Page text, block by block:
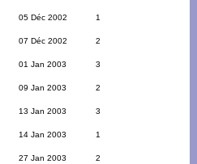
05 Déc 2002 1
07 Déc 2002 2
01 Jan 2003 3
09 Jan 2003 2
13 Jan 2003 3
14 Jan 2003 1
27 Jan 2003 2